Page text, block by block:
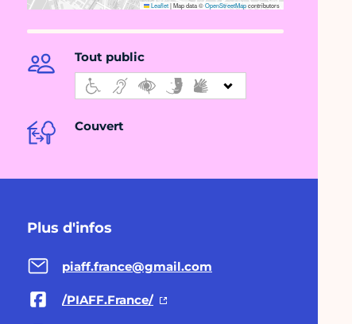
Leaflet|Map data ©OpenStreetMapcontributors
Tout public
Couvert
Plus d'infos
piaff.france@gmail.com
/PIAFF.France/